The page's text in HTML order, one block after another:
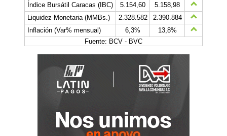
Índice Bursátil Caracas (IBC)
5.154,60
5.158,98
Liquidez Monetaria (MMBs.)
2.328.582
2.390.884
Inflación (Var% mensual)
6,3%
13,8%
Fuente: BCV - BVC